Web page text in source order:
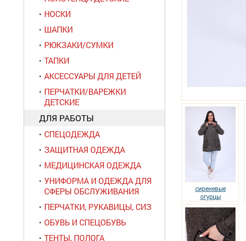
НОСКИ
ШАПКИ
РЮКЗАКИ/СУМКИ
ТАПКИ
АКСЕССУАРЫ ДЛЯ ДЕТЕЙ
ПЕРЧАТКИ/ВАРЕЖКИ
ДЕТСКИЕ
ДЛЯ РАБОТЫ
СПЕЦОДЕЖДА
ЗАЩИТНАЯ ОДЕЖДА
МЕДИЦИНСКАЯ ОДЕЖДА
УНИФОРМА И ОДЕЖДА ДЛЯ
СФЕРЫ ОБСЛУЖИВАНИЯ
ПЕРЧАТКИ, РУКАВИЦЫ, СИЗ
ОБУВЬ И СПЕЦОБУВЬ
ТЕНТЫ, ПОЛОГА
сиреневые
огурцы